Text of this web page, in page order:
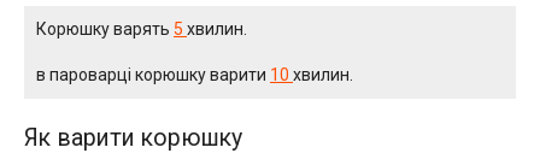
Корюшку варять 5 хвилин.
в пароварці корюшку варити 10 хвилин.
Як варити корюшку